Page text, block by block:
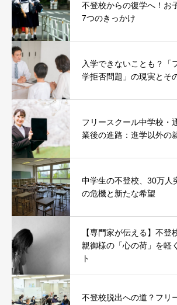
不登校からの復学へ！お
7つのきっかけ
入学できないことも？「
学拒否問題」の現実とそ
フリースクール中学校・
業後の進路：進学以外の
中学生の不登校、30万人
の危機と新たな希望
【専門家が伝える】不登
親御様の「心の荷」を軽
ト
不登校脱出への道？フリ